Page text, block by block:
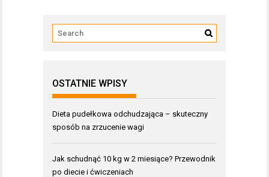
OSTATNIE WPISY
Dieta pudełkowa odchudzająca – skuteczny
sposób na zrzucenie wagi
Jak schudnąć 10 kg w 2 miesiące? Przewodnik
po diecie i ćwiczeniach